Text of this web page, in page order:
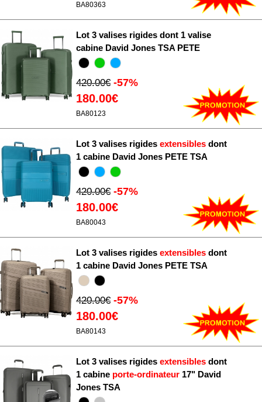
BA80363
Lot 3 valises rigides dont 1 valise
cabine David Jones TSA PETE
420.00€ -57%
180.00€
BA80123
Lot 3 valises rigides extensibles dont
1 cabine David Jones PETE TSA
420.00€ -57%
180.00€
BA80043
Lot 3 valises rigides extensibles dont
1 cabine David Jones PETE TSA
420.00€ -57%
180.00€
BA80143
Lot 3 valises rigides extensibles dont
1 cabine porte-ordinateur 17" David
Jones TSA